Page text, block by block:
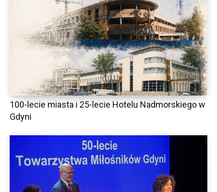
100-lecie miasta i 25-lecie Hotelu Nadmorskiego w
Gdyni